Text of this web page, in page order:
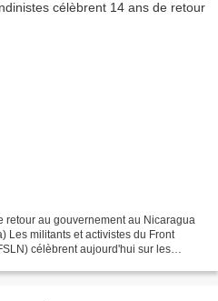
retour au gouvernement au Nicaragua
Les militants et activistes du Front
célèbrent aujourd'hui sur les